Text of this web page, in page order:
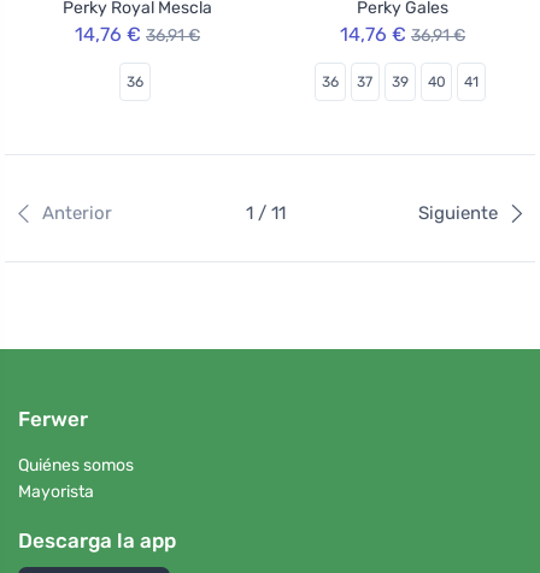
Perky Royal Mescla
14,76 € 36,91 €
36
Perky Gales
14,76 € 36,91 €
36 37 39 40 41
Anterior 1 / 11 Siguiente
Ferwer
Quiénes somos
Mayorista
Descarga la app